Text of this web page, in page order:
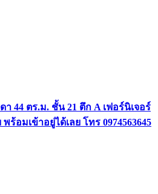
44 ตร.ม. ชั้น 21 ตึก A เฟอร์นิเจอร์
ร้อมเข้าอยู่ได้เลย โทร 0974563645